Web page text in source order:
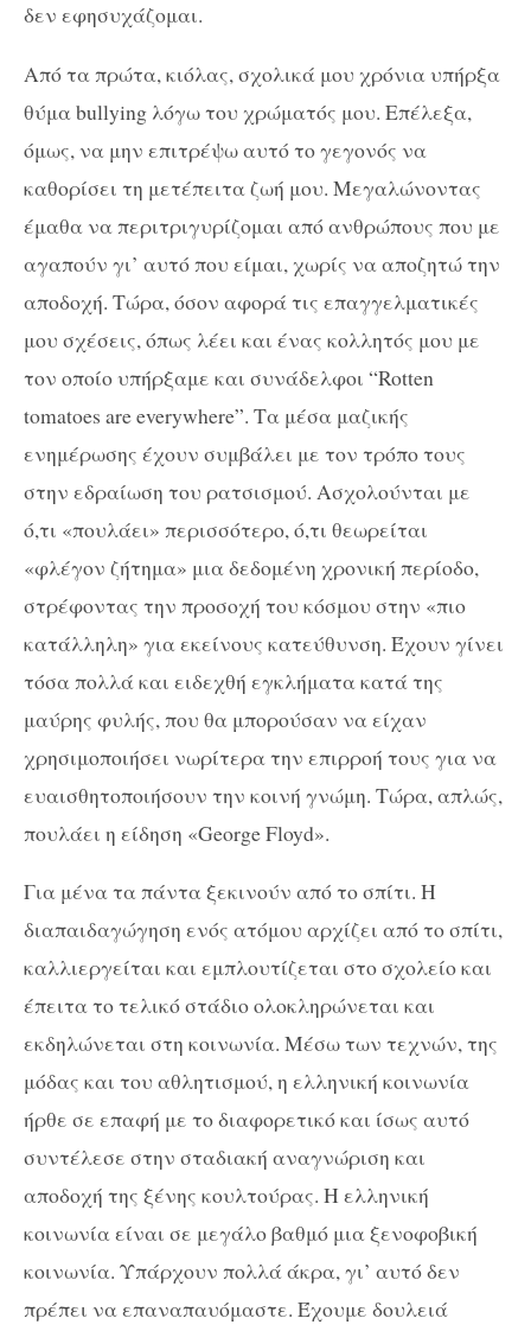
δεν εφησυχάζομαι.
Από τα πρώτα, κιόλας, σχολικά μου χρόνια υπήρξα
θύμα bullying λόγω του χρώματός μου. Επέλεξα,
όμως, να μην επιτρέψω αυτό το γεγονός να
καθορίσει τη μετέπειτα ζωή μου. Μεγαλώνοντας
έμαθα να περιτριγυρίζομαι από ανθρώπους που με
αγαπούν γι’ αυτό που είμαι, χωρίς να αποζητώ την
αποδοχή. Τώρα, όσον αφορά τις επαγγελματικές
μου σχέσεις, όπως λέει και ένας κολλητός μου με
τον οποίο υπήρξαμε και συνάδελφοι “Rotten
tomatoes are everywhere”. Τα μέσα μαζικής
ενημέρωσης έχουν συμβάλει με τον τρόπο τους
στην εδραίωση του ρατσισμού. Ασχολούνται με
ό,τι «πουλάει» περισσότερο, ό,τι θεωρείται
«φλέγον ζήτημα» μια δεδομένη χρονική περίοδο,
στρέφοντας την προσοχή του κόσμου στην «πιο
κατάλληλη» για εκείνους κατεύθυνση. Έχουν γίνει
τόσα πολλά και ειδεχθή εγκλήματα κατά της
μαύρης φυλής, που θα μπορούσαν να είχαν
χρησιμοποιήσει νωρίτερα την επιρροή τους για να
ευαισθητοποιήσουν την κοινή γνώμη. Τώρα, απλώς,
πουλάει η είδηση «George Floyd».
Για μένα τα πάντα ξεκινούν από το σπίτι. Η
διαπαιδαγώγηση ενός ατόμου αρχίζει από το σπίτι,
καλλιεργείται και εμπλουτίζεται στο σχολείο και
έπειτα το τελικό στάδιο ολοκληρώνεται και
εκδηλώνεται στη κοινωνία. Μέσω των τεχνών, της
μόδας και του αθλητισμού, η ελληνική κοινωνία
ήρθε σε επαφή με το διαφορετικό και ίσως αυτό
συντέλεσε στην σταδιακή αναγνώριση και
αποδοχή της ξένης κουλτούρας. Η ελληνική
κοινωνία είναι σε μεγάλο βαθμό μια ξενοφοβική
κοινωνία. Υπάρχουν πολλά άκρα, γι’ αυτό δεν
πρέπει να επαναπαυόμαστε. Έχουμε δουλειά